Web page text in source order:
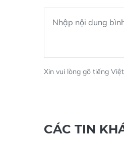
Xin vui lòng gõ tiếng
CÁC TIN